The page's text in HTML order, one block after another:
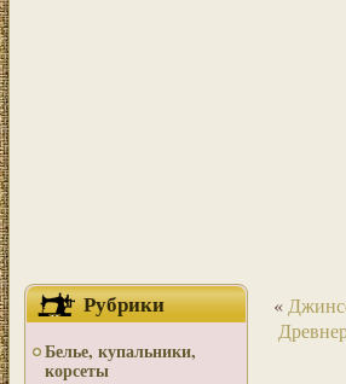
Рубрики
Белье, купальники,
корсеты
«